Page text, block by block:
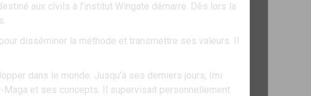
aux civils à l’institut Wingate démarre. Dès lors la
pour disséminer la méthode et transmettre ses valeurs. Il
dans le monde. Jusqu’à ses derniers jours, Imi
et ses concepts. Il supervisait personnellement